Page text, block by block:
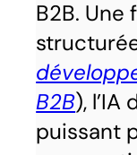
B2B. Une
B2B),
puissant